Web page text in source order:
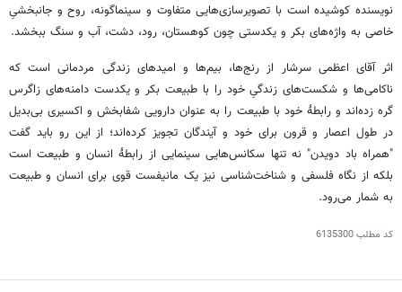
نویسنده کوشیده است با تصویرسازی‌هایی متفاوت و سینماگونه، روح و جانبخشیِ
خاصی به واژه‌های بکر و یکدستی چون کوهستان، رود، دشت، آب و سنگ ببخشد.
اثر آقای اعظمی سرشار از رنج‌ها، بیم‌ها و امیدهای زندگی مردمانی است که
ناکامی‌ها و شکست‌های زندگیِ خود را با طبیعت بکر و یکدست دامنه‌های زاگرس
گره زده‌اند و رابطۀ خود با طبیعت را به عنوان دارویی شفابخش و اکسیری بی‌بدیل
در طول اعصار و قرون برای خود و آیندگان تجویز کرده‌اند؛ از این رو باید گفت
"همراه باد دویدن" نه تنها سکانس‌هایی سینمایی از رابطۀ انسان و طبیعت است
بلکه از نگاه فلسفی و شناخت‌شناسی نیز یک مانیفست قوی برای انسان و طبیعت
به شمار می‌رود.
کد مطلب6135300